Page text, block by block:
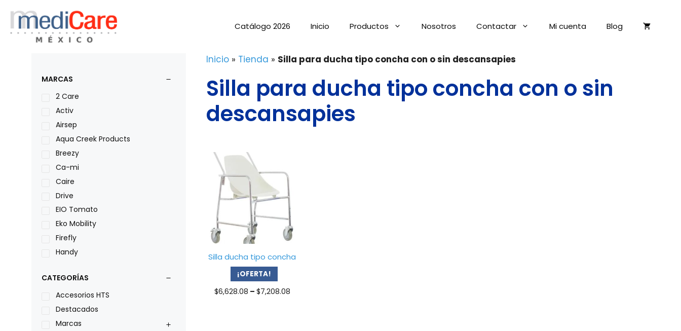
contenido
Catálogo 2026 Inicio Productos Nosotros Contactar Mi cuenta Blog
Inicio » Tienda » Silla para ducha tipo concha con o sin descansapies
Silla para ducha tipo concha con o sin
descansapies
Silla ducha tipo concha
¡OFERTA!
$6,628.08 – $7,208.08Price
MARCAS
2 Care
Activ
Airsep
Aqua Creek Products
Breezy
Ca-mi
Caire
Drive
EIO Tomato
Eko Mobility
Firefly
Handy
Leggero
Lumex
Medical Store
Nidek
CATEGORÍAS
Accesorios HTS
Destacados
Marcas